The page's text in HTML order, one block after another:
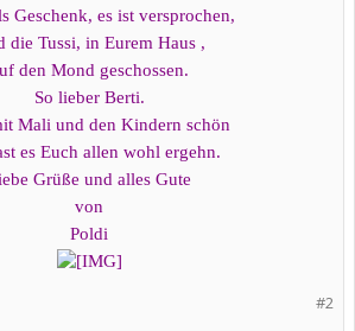
Geschenk, es ist versprochen,
die Tussi, in Eurem Haus ,
den Mond geschossen.
So lieber Berti.
Mali und den Kindern schön
es Euch allen wohl ergehn.
Grüße und alles Gute
von
Poldi
#2